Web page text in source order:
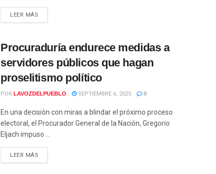
LEER MÁS
Procuraduría endurece medidas a
servidores públicos que hagan
proselitismo político
POR LAVOZDELPUEBLO SEPTIEMBRE 6, 2025 0
En una decisión con miras a blindar el próximo proceso
electoral, el Procurador General de la Nación, Gregorio
Eljach impuso ...
LEER MÁS